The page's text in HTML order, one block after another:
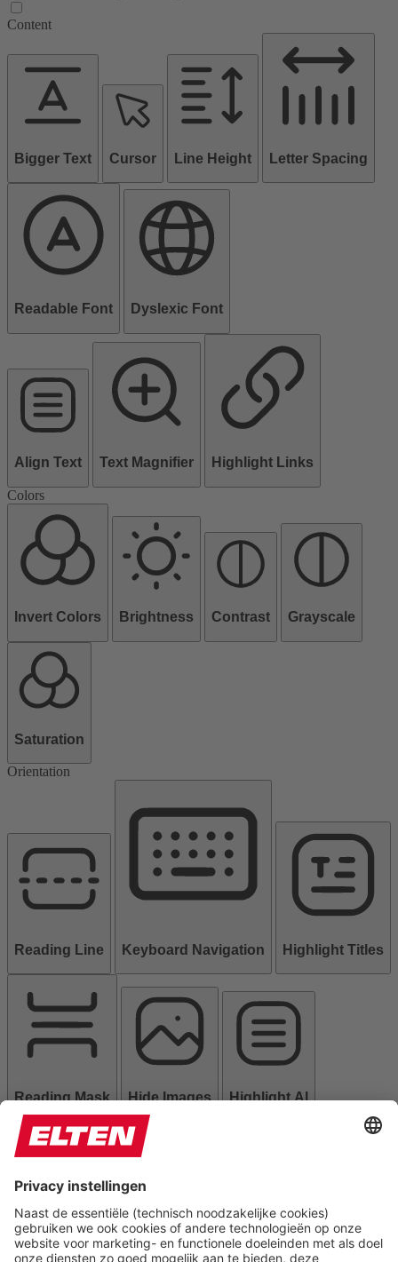
Content
Bigger Text Cursor Line Height Letter Spacing
Readable Font Dyslexic Font
Align Text Text Magnifier Highlight Links
Colors
Invert Colors Brightness Contrast Grayscale
Saturation
Orientation
Reading Line Keyboard Navigation Highlight Titles
Reading Mask Hide Images Highlight Al